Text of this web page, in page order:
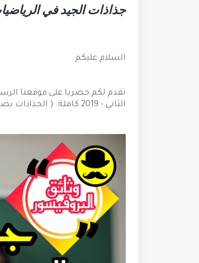
جذاذات الجيد في
السلام عليكم
نقدم لكم حصريا على موقعنا
الثاني - 2019 كاملة. ( الجذاذات بصيغة Word)